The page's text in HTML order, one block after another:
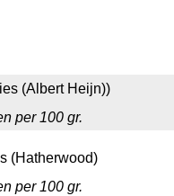
(Albert Heijn))
per 100 gr.
(Hatherwood)
per 100 gr.